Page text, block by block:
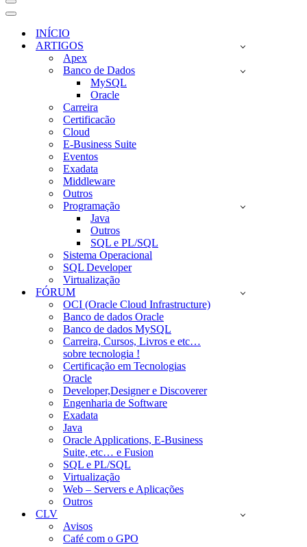
Menu
de
navegação
Menu
navegaçãoINÍCIO
ARTIGOS
Apex
Banco de Dados
MySQL
Oracle
Carreira
Certificacão
Cloud
E-Business Suite
Eventos
Exadata
Middleware
Outros
Programação
Java
Outros
SQL e PL/SQL
Sistema Operacional
SQL Developer
Virtualização
FÓRUM
OCI (Oracle Cloud Infrastructure)
Banco de dados Oracle
Banco de dados MySQL
Carreira, Cursos, Livros e etc…
sobre tecnologia !
Certificação em Tecnologias
Oracle
Developer,Designer e Discoverer
Engenharia de Software
Exadata
Java
Oracle Applications, E-Business
Suite, etc… e Fusion
SQL e PL/SQL
Virtualização
Web – Servers e Aplicações
Outros
CLV
Avisos
Café com o GPO